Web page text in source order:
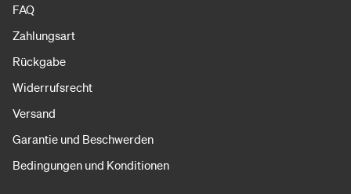
FAQ
Zahlungsart
Rückgabe
Widerrufsrecht
Versand
Garantie und Beschwerden
Bedingungen und Konditionen